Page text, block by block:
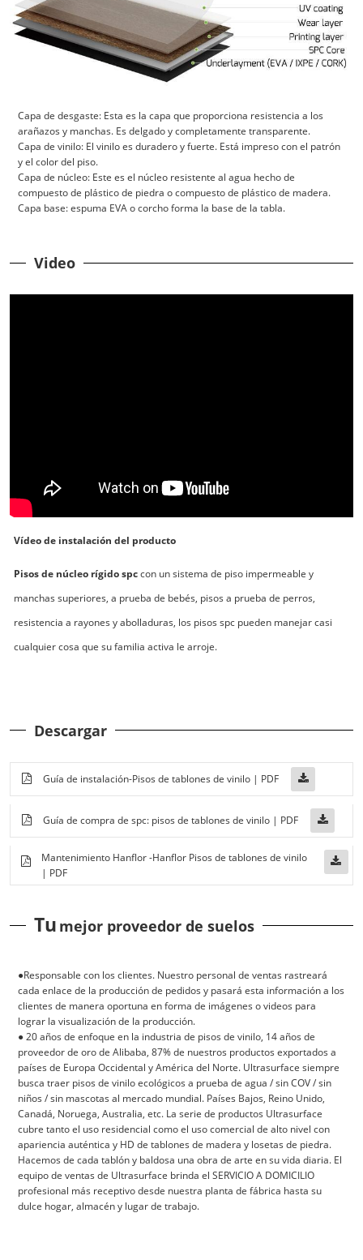
Capa de desgaste: Esta es la capa que proporciona resistencia a los
arañazos y manchas. Es delgado y completamente transparente.
Capa de vinilo: El vinilo es duradero y fuerte. Está impreso con el patrón
y el color del piso.
Capa de núcleo: Este es el núcleo resistente al agua hecho de
compuesto de plástico de piedra o compuesto de plástico de madera.
Capa base: espuma EVA o corcho forma la base de la tabla.
Video
Vídeo de instalación del producto
Pisos de núcleo rígido spccon un sistema de piso impermeable y
manchas superiores, a prueba de bebés, pisos a prueba de perros,
resistencia a rayones y abolladuras, los pisos spc pueden manejar casi
cualquier cosa que su familia activa le arroje.
Descargar
Guía de instalación-Pisos de tablones de vinilo | PDF
Guía de compra de spc: pisos de tablones de vinilo | PDF
Mantenimiento Hanflor -Hanflor Pisos de tablones de vinilo
| PDF
Tu mejor proveedor de suelos
●Responsable con los clientes. Nuestro personal de ventas rastreará
cada enlace de la producción de pedidos y pasará esta información a los
clientes de manera oportuna en forma de imágenes o videos para
lograr la visualización de la producción.
● 20 años de enfoque en la industria de pisos de vinilo, 14 años de
proveedor de oro de Alibaba, 87% de nuestros productos exportados a
países de Europa Occidental y América del Norte. Ultrasurface siempre
busca traer pisos de vinilo ecológicos a prueba de agua / sin COV / sin
niños / sin mascotas al mercado mundial. Países Bajos, Reino Unido,
Canadá, Noruega, Australia, etc. La serie de productos Ultrasurface
cubre tanto el uso residencial como el uso comercial de alto nivel con
apariencia auténtica y HD de tablones de madera y losetas de piedra.
Hacemos de cada tablón y baldosa una obra de arte en su vida diaria. El
equipo de ventas de Ultrasurface brinda el SERVICIO A DOMICILIO
profesional más receptivo desde nuestra planta de fábrica hasta su
dulce hogar, almacén y lugar de trabajo.